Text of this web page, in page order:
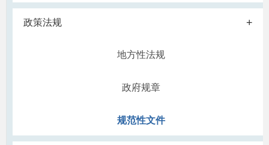
政策法规 +
地方性法规
政府规章
规范性文件